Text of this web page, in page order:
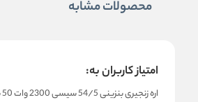
محصولات مشابه
امتیاز کاربران به:
اره زنجیری بنزینی 54/5 سیسی 2300 وات 50 سانتیمتر